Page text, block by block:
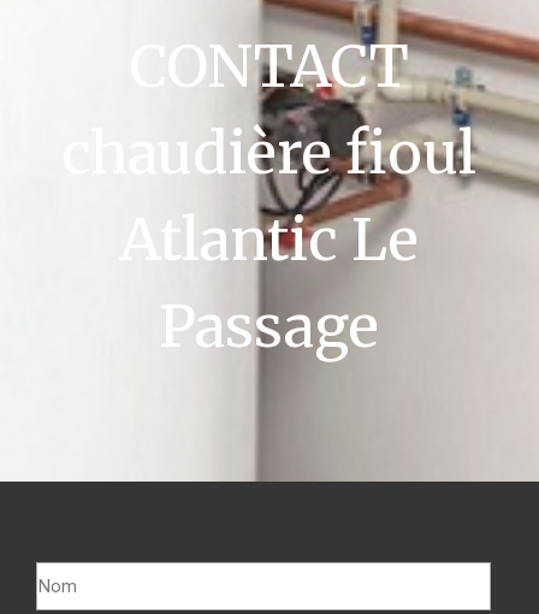
CONTACT
chaudière fioul
Atlantic Le
Passage